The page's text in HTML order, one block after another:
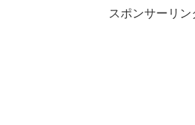
スポンサーリン